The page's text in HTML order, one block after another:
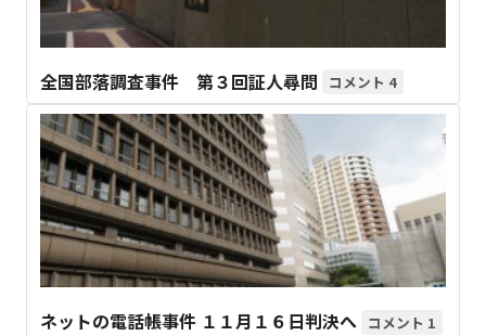
全国部落調査事件 第３回証人尋問 4
ネットの電話帳事件 １１月１６日判決へ 1